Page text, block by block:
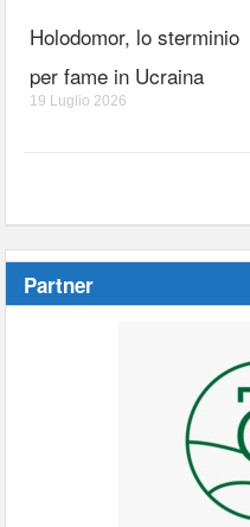
Holodomor, lo sterminio
per fame in Ucraina
19 Luglio 2026
Partner